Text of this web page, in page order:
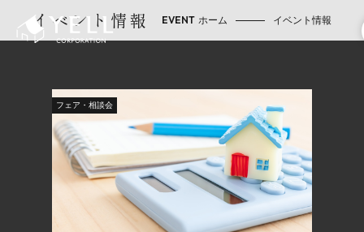
イベント情報 ホーム イベント情報
フェア・相談会